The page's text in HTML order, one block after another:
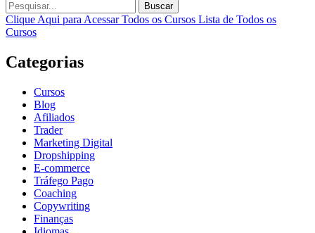
Buscar
Clique Aqui para Acessar Todos os Cursos Lista de Todos os
Cursos
Categorias
Cursos
Blog
Afiliados
Trader
Marketing Digital
Dropshipping
E-commerce
Tráfego Pago
Coaching
Copywriting
Finanças